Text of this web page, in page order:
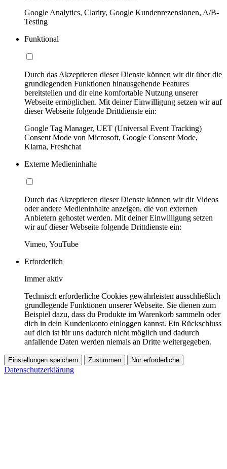
Google Analytics, Clarity, Google Kundenrezensionen, A/B-
Testing
Funktional
Durch das Akzeptieren dieser Dienste können wir dir über die
grundlegenden Funktionen hinausgehende Features
bereitstellen und dir eine komfortable Nutzung unserer
Webseite ermöglichen. Mit deiner Einwilligung setzen wir auf
dieser Webseite folgende Drittdienste ein:
Google Tag Manager, UET (Universal Event Tracking)
Consent Mode von Microsoft, Google Consent Mode,
Klarna, Freshchat
Externe Medieninhalte
Durch das Akzeptieren dieser Dienste können wir dir Videos
oder andere Medieninhalte anzeigen, die von externen
Anbietern gehostet werden. Mit deiner Einwilligung setzen
wir auf dieser Webseite folgende Drittdienste ein:
Vimeo, YouTube
Erforderlich
Immer aktiv
Technisch erforderliche Cookies gewährleisten ausschließlich
grundlegende Funktionen unserer Webseite. Sie dienen zum
Beispiel dazu, dass du Produkte im Warenkorb sammeln oder
dich in dein Kundenkonto einloggen kannst. Ein Rückschluss
auf dich ist für uns dadurch nicht möglich und dadurch
anfallende Daten werden niemals an Dritte weitergegeben.
Einstellungen speichern Zustimmen Nur erforderliche
Datenschutzerklärung